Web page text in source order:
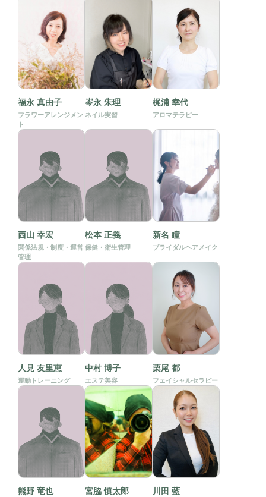
福永 真由子
フラワーアレンジメン
ト
岑永 朱理
ネイル実習
梶浦 幸代
アロマテラピー
西山 幸宏
関係法規・制度・運営
管理
松本 正義
保健・衛生管理
新名 瞳
ブライダルヘアメイク
人見 友里恵
運動トレーニング
中村 博子
エステ美容
栗尾 都
フェイシャルセラピー
熊野 竜也 宮脇 慎太郎 川田 藍